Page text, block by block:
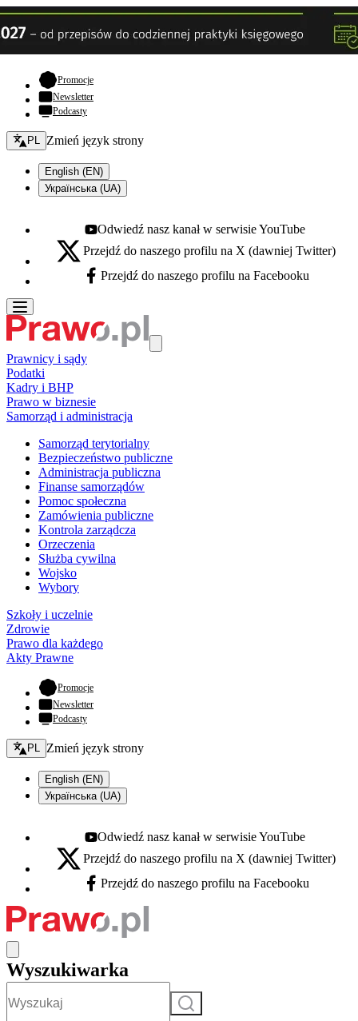
Promocje- otwiera się w nowej karcie
Newsletter
Podcasty
Zmień język - bieżący:
PL Zmień język strony
English (EN)
Українська (UA)
Youtube - otwiera się w nowej karcie
Odwiedź nasz kanał w serwisie YouTube
X - otwiera się w nowej karcie
Przejdź do naszego profilu na X (dawniej Twitter)
Facebook - otwiera się w nowej karcie
Przejdź do naszego profilu na Facebooku
Prawnicy i sądy
Podatki
Kadry i BHP
Prawo w biznesie
Samorząd i administracja
Samorząd terytorialny
Bezpieczeństwo publiczne
Administracja publiczna
Finanse samorządów
Pomoc społeczna
Zamówienia publiczne
Kontrola zarządcza
Orzeczenia
Służba cywilna
Wojsko
Wybory
Szkoły i uczelnie
Zdrowie
Prawo dla każdego
Akty Prawne
Promocje- otwiera się w nowej karcie
Newsletter
Podcasty
Zmień język - bieżący:
PL Zmień język strony
English (EN)
Українська (UA)
Youtube - otwiera się w nowej karcie
Odwiedź nasz kanał w serwisie YouTube
X - otwiera się w nowej karcie
Przejdź do naszego profilu na X (dawniej Twitter)
Facebook - otwiera się w nowej karcie
Przejdź do naszego profilu na Facebooku
Wyszukiwarka
Szukaj